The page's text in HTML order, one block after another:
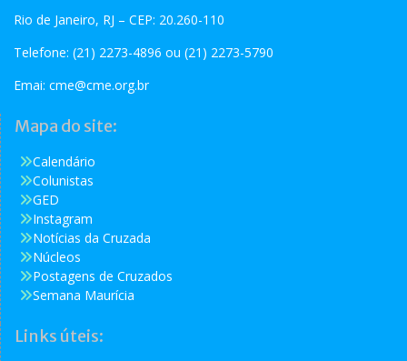
Rio de Janeiro, RJ – CEP: 20.260-110
Telefone: (21) 2273-4896 ou (21) 2273-5790
Emai: cme@cme.org.br
Mapa do site:
Calendário
Colunistas
GED
Instagram
Notícias da Cruzada
Núcleos
Postagens de Cruzados
Semana Maurícia
Links úteis: